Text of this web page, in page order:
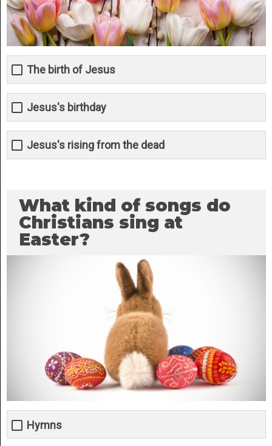
The birth of Jesus
Jesus's birthday
Jesus's rising from the dead
What kind of songs do
Christians sing at
Easter?
Hymns